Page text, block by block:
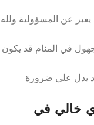
عن المسؤولية ولله
في المنام قد يكون
يدل على ضرورة
خالي في